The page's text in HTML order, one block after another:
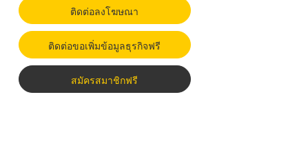
ติดต่อลงโฆษณา
ติดต่อขอเพิ่มข้อมูลธุรกิจฟรี
สมัครสมาชิกฟรี